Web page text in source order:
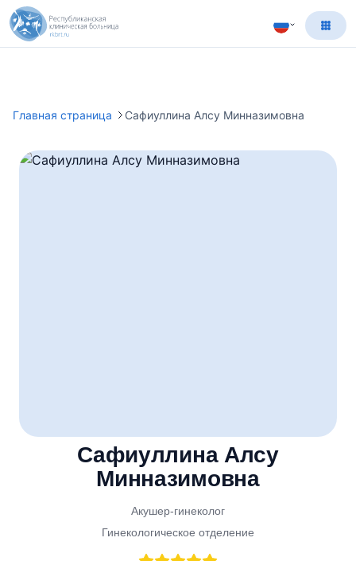
Главная страница Сафиуллина Алсу Минназимовна
Сафиуллина Алсу
Минназимовна
Акушер-гинеколог
Гинекологическое отделение